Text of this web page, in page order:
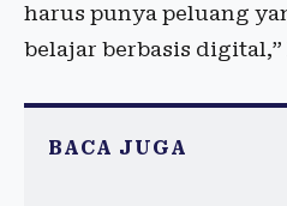
harus punya peluang
belajar berbasis digital,”
BACA JUGA